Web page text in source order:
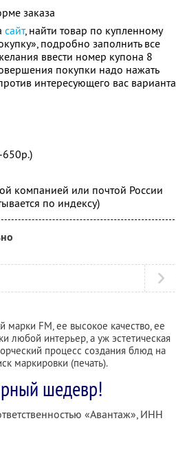
заказа
сайт, найти товар по купленному
подробно заполнить все
ввести номер купона 8
покупки надо нажать
интересующего вас варианта
650р.)
компанией или почтой России
по индексу)
марки FM, ее высокое качество, ее
любой интерьер, а уж эстетическая
процесс создания блюд на
маркировки (печать).
шедевр!
«Авантаж», ИНН